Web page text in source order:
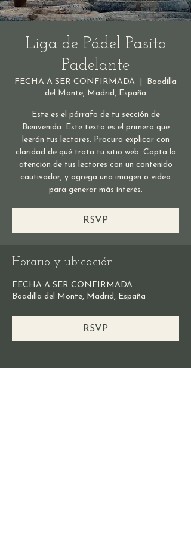
Liga de Pádel Pasito
Padelante
FECHA A SER CONFIRMADA
Boadilla
del Monte, Madrid, España
Este es el párrafo de tu sección de
Bienvenida. Este texto es el primero que
leerán tus lectores. Procura explicar con
claridad de qué trata tu sitio web. Capta la
atención de tus lectores con un contenido
cautivador, y agrega una imagen o video
para generar más interés.
RSVP
Horario y ubicación
FECHA A SER CONFIRMADA
Boadilla del Monte, Madrid, España
RSVP